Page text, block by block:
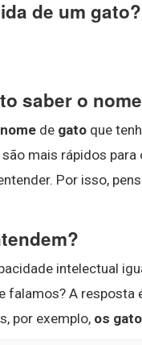
de um gato?
saber o
nome de gato que
mais rápidos
Por isso,
intelectual
falamos? A
por exemplo, os